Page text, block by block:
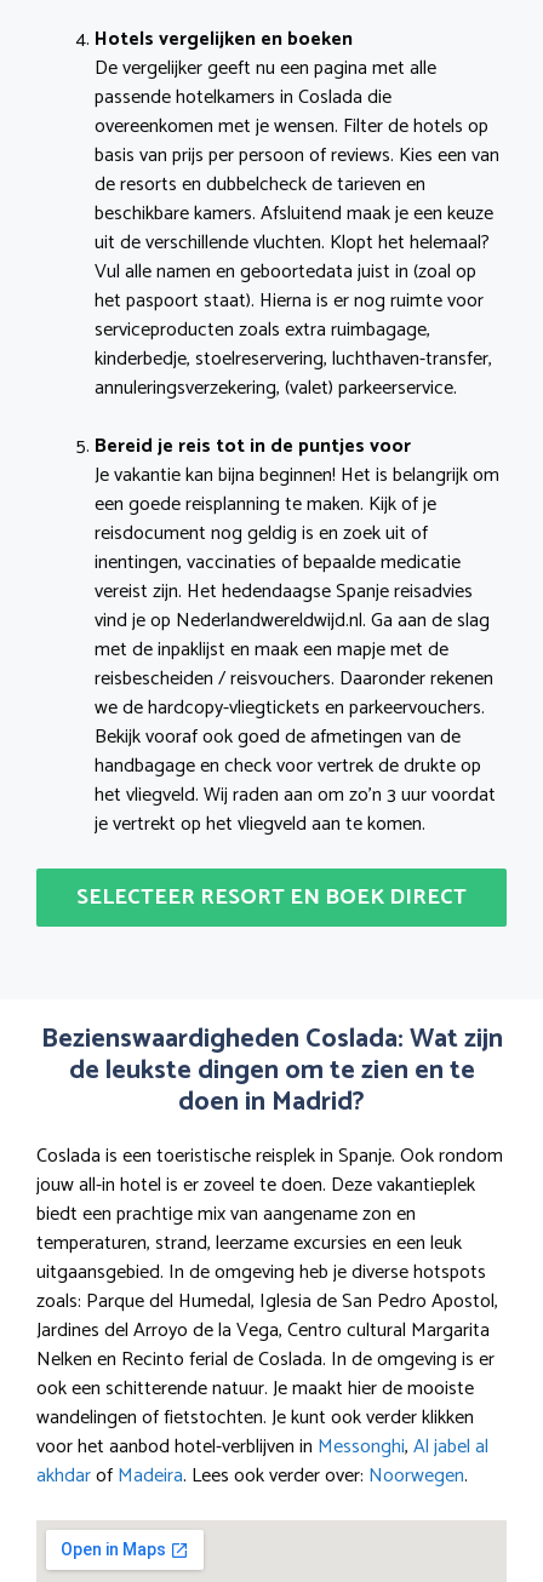
Hotels vergelijken en boeken
De vergelijker geeft nu een pagina met alle
passende hotelkamers in Coslada die
overeenkomen met je wensen. Filter de hotels op
basis van prijs per persoon of reviews. Kies een van
de resorts en dubbelcheck de tarieven en
beschikbare kamers. Afsluitend maak je een keuze
uit de verschillende vluchten. Klopt het helemaal?
Vul alle namen en geboortedata juist in (zoal op
het paspoort staat). Hierna is er nog ruimte voor
serviceproducten zoals extra ruimbagage,
kinderbedje, stoelreservering, luchthaven-transfer,
annuleringsverzekering, (valet) parkeerservice.
Bereid je reis tot in de puntjes voor
Je vakantie kan bijna beginnen! Het is belangrijk om
een goede reisplanning te maken. Kijk of je
reisdocument nog geldig is en zoek uit of
inentingen, vaccinaties of bepaalde medicatie
vereist zijn. Het hedendaagse Spanje reisadvies
vind je op Nederlandwereldwijd.nl. Ga aan de slag
met de inpaklijst en maak een mapje met de
reisbescheiden / reisvouchers. Daaronder rekenen
we de hardcopy-vliegtickets en parkeervouchers.
Bekijk vooraf ook goed de afmetingen van de
handbagage en check voor vertrek de drukte op
het vliegveld. Wij raden aan om zo’n 3 uur voordat
je vertrekt op het vliegveld aan te komen.
SELECTEER RESORT EN BOEK DIRECT
Bezienswaardigheden Coslada: Wat zijn
de leukste dingen om te zien en te
doen in Madrid?
Coslada is een toeristische reisplek in Spanje. Ook rondom
jouw all-in hotel is er zoveel te doen. Deze vakantieplek
biedt een prachtige mix van aangename zon en
temperaturen, strand, leerzame excursies en een leuk
uitgaansgebied. In de omgeving heb je diverse hotspots
zoals: Parque del Humedal, Iglesia de San Pedro Apostol,
Jardines del Arroyo de la Vega, Centro cultural Margarita
Nelken en Recinto ferial de Coslada. In de omgeving is er
ook een schitterende natuur. Je maakt hier de mooiste
wandelingen of fietstochten. Je kunt ook verder klikken
voor het aanbod hotel-verblijven in Messonghi,Al jabel al
akhdarofMadeira. Lees ook verder over: Noorwegen.